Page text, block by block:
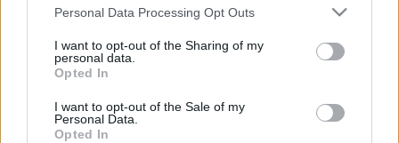
Please note that this website/app uses one or more Google
not limited to your visit or usage behaviour. You may click to
grant or deny consent to Google and its third-party tags to
use your data for below specified purposes in below Google
consent section.
Personal Data Processing Opt Outs
I want to opt-out of the Sharing of my
personal data.
Opted In
I want to opt-out of the Sale of my
Personal Data.
Opted In
Dékány Edit, Garai Júlia, Horváth Andrea,
Murányi Zsófia, Vadas Zsófia Tamara, Varga
Viktória
Ének: Harcsa Veronika
Basszusgitár: Totti kisasszony (I.O.N.)